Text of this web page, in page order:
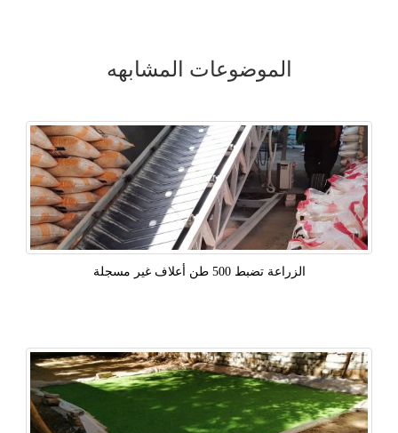
الموضوعات المشابهه
الزراعة تضبط 500 طن أعلاف غير مسجلة